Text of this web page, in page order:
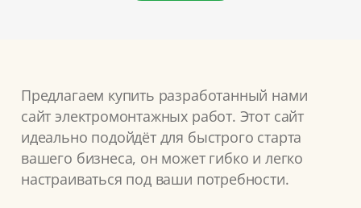
Предлагаем купить разработанный нами
сайт электромонтажных работ. Этот сайт
идеально подойдёт для быстрого старта
вашего бизнеса, он может гибко и легко
настраиваться под ваши потребности.